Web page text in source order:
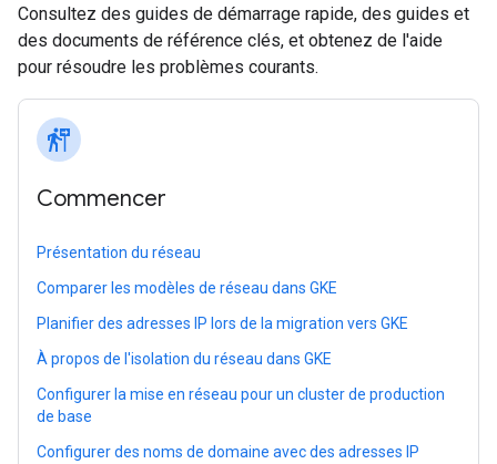
Consultez des guides de démarrage rapide, des guides et
des documents de référence clés, et obtenez de l'aide
pour résoudre les problèmes courants.
follow_the_signs
Commencer
Présentation du réseau
Comparer les modèles de réseau dans GKE
Planifier des adresses IP lors de la migration vers GKE
À propos de l'isolation du réseau dans GKE
Configurer la mise en réseau pour un cluster de production
de base
Configurer des noms de domaine avec des adresses IP